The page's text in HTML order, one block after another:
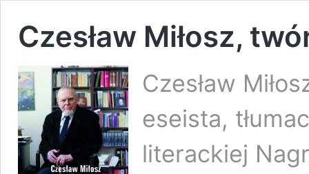
Czesław Miłosz,
Czesław
eseista,
literackiej